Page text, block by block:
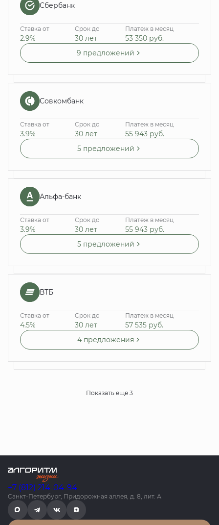
Сбербанк
Ставка от
2.9%
Срок до
30 лет
Платеж в месяц
53 350 руб.
9 предложений
Совкомбанк
Ставка от
3.9%
Срок до
30 лет
Платеж в месяц
55 943 руб.
5 предложений
Альфа-банк
Ставка от
3.9%
Срок до
30 лет
Платеж в месяц
55 943 руб.
5 предложений
ВТБ
Ставка от
4.5%
Срок до
30 лет
Платеж в месяц
57 535 руб.
4 предложения
Показать еще 3
+7 (812) 214-04-94
Санкт-Петербург, Придорожная аллея, д. 8, лит. А